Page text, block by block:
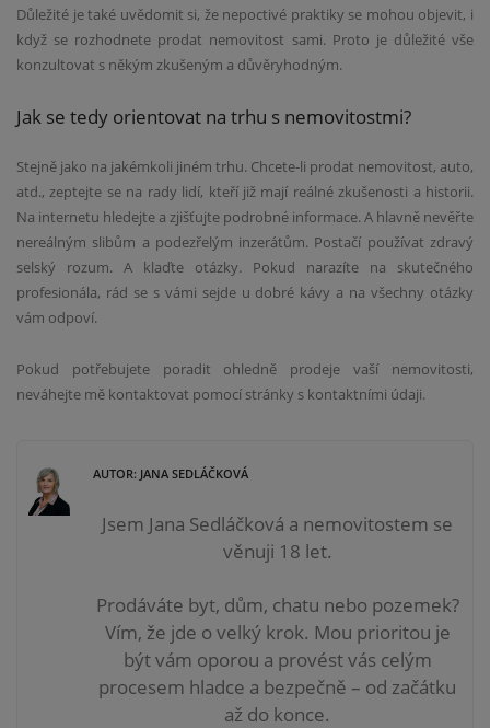
Důležité je také uvědomit si, že nepoctivé praktiky se mohou objevit, i
když se rozhodnete prodat nemovitost sami. Proto je důležité vše
konzultovat s někým zkušeným a důvěryhodným.
Jak se tedy orientovat na trhu s nemovitostmi?
Stejně jako na jakémkoli jiném trhu. Chcete-li prodat nemovitost, auto,
atd., zeptejte se na rady lidí, kteří již mají reálné zkušenosti a historii.
Na internetu hledejte a zjišťujte podrobné informace. A hlavně nevěřte
nereálným slibům a podezřelým inzerátům. Postačí používat zdravý
selský rozum. A klaďte otázky. Pokud narazíte na skutečného
profesionála, rád se s vámi sejde u dobré kávy a na všechny otázky
vám odpoví.
Pokud potřebujete poradit ohledně prodeje vaší nemovitosti,
neváhejte mě kontaktovat pomocí stránky s kontaktními údaji.
AUTOR: JANA SEDLÁČKOVÁ
Jsem Jana Sedláčková a nemovitostem se
věnuji 18 let.
Prodáváte byt, dům, chatu nebo pozemek?
Vím, že jde o velký krok. Mou prioritou je
být vám oporou a provést vás celým
procesem hladce a bezpečně – od začátku
až do konce.